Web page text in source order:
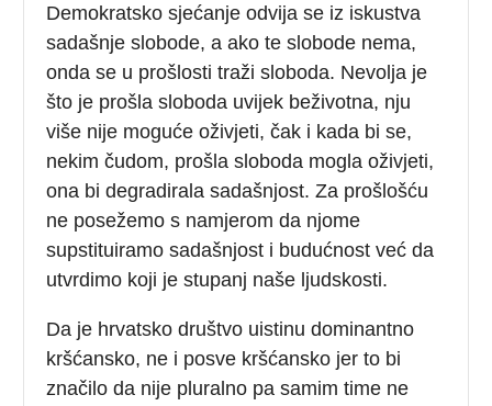
Demokratsko sjećanje odvija se iz iskustva
sadašnje slobode, a ako te slobode nema,
onda se u prošlosti traži sloboda. Nevolja je
što je prošla sloboda uvijek beživotna, nju
više nije moguće oživjeti, čak i kada bi se,
nekim čudom, prošla sloboda mogla oživjeti,
ona bi degradirala sadašnjost. Za prošlošću
ne posežemo s namjerom da njome
supstituiramo sadašnjost i budućnost već da
utvrdimo koji je stupanj naše ljudskosti.
Da je hrvatsko društvo uistinu dominantno
kršćansko, ne i posve kršćansko jer to bi
značilo da nije pluralno pa samim time ne